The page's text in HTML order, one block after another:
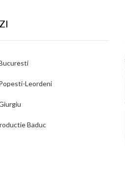
Leordeni
Baduc